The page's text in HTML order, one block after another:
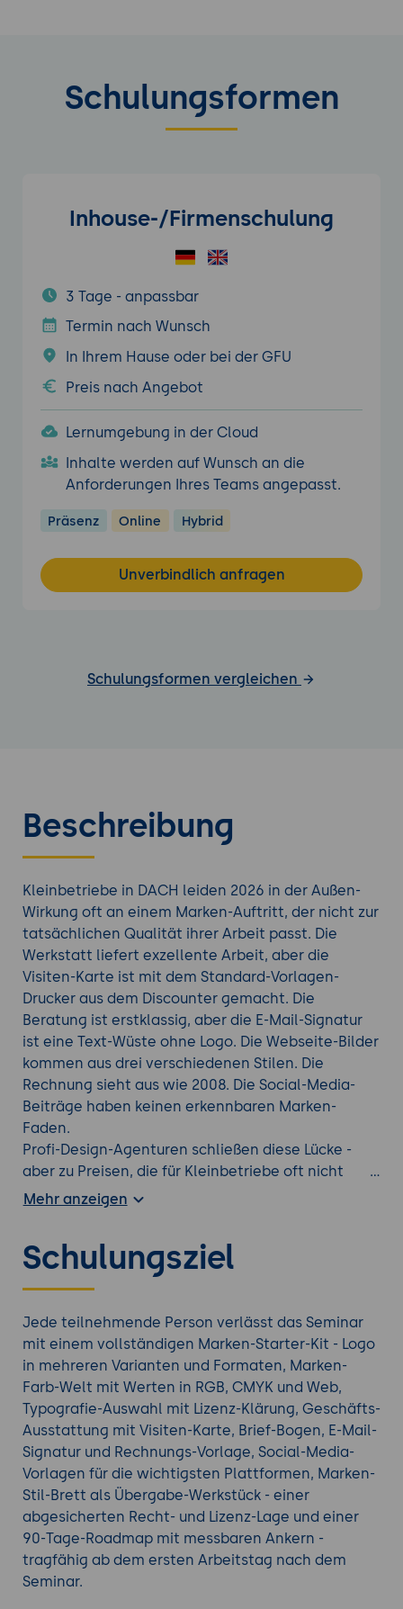
Schulungsformen
Inhouse-/Firmenschulung
3 Tage - anpassbar
Termin nach Wunsch
In Ihrem Hause oder bei der GFU
Preis nach Angebot
Lernumgebung in der Cloud
Inhalte werden auf Wunsch an die
Anforderungen Ihres Teams angepasst.
Präsenz Online Hybrid
Unverbindlich anfragen
Schulungsformen vergleichen
Beschreibung
Kleinbetriebe in DACH leiden 2026 in der Außen-
Wirkung oft an einem Marken-Auftritt, der nicht zur
tatsächlichen Qualität ihrer Arbeit passt. Die
Werkstatt liefert exzellente Arbeit, aber die
Visiten-Karte ist mit dem Standard-Vorlagen-
Drucker aus dem Discounter gemacht. Die
Beratung ist erstklassig, aber die E-Mail-Signatur
ist eine Text-Wüste ohne Logo. Die Webseite-Bilder
kommen aus drei verschiedenen Stilen. Die
Rechnung sieht aus wie 2008. Die Social-Media-
Beiträge haben keinen erkennbaren Marken-
Faden.
Profi-Design-Agenturen schließen diese Lücke -
aber zu Preisen, die für Kleinbetriebe oft nicht
passen: ein Logo-Auftrag liegt häufig zwischen
Kleinbetriebe ist das die Hürde, an der die Marken-
Modernisierung scheitert.
verändert. Canva Pro und Adobe Express bieten
Vorlagen-Bibliotheken in Profi-Qualität, mit
eigenen Marken-Kit-Funktionen für Klein-Gewerbe.
KI-Bild-Werkzeuge wie Adobe Firefly (rechtssicher
trainiert mit Commercial-Safe-Versprechen),
Ideogram (besonders stark für Logos mit Text) und
Recraft (Vektor-Ausgabe) erzeugen Marken-
Inspirations-Bilder und Logo-Entwürfe auf Aufruf.
Bunny Fonts liefert DSGVO-freundliche Web-
Schriften ohne Google-Server-Verkehr. Looka,
Hatchful und Brandmark.io bieten KI-Logo-
Werkstätten für den schnellen Einstieg. Pinterest
und Behance liefern unerschöpfliche Stil-
Mehr anzeigen
Schulungsziel
Jede teilnehmende Person verlässt das Seminar
mit einem vollständigen Marken-Starter-Kit - Logo
in mehreren Varianten und Formaten, Marken-
Farb-Welt mit Werten in RGB, CMYK und Web,
Typografie-Auswahl mit Lizenz-Klärung, Geschäfts-
Ausstattung mit Visiten-Karte, Brief-Bogen, E-Mail-
Signatur und Rechnungs-Vorlage, Social-Media-
Vorlagen für die wichtigsten Plattformen, Marken-
Stil-Brett als Übergabe-Werkstück - einer
abgesicherten Recht- und Lizenz-Lage und einer
90-Tage-Roadmap mit messbaren Ankern -
tragfähig ab dem ersten Arbeitstag nach dem
Seminar.